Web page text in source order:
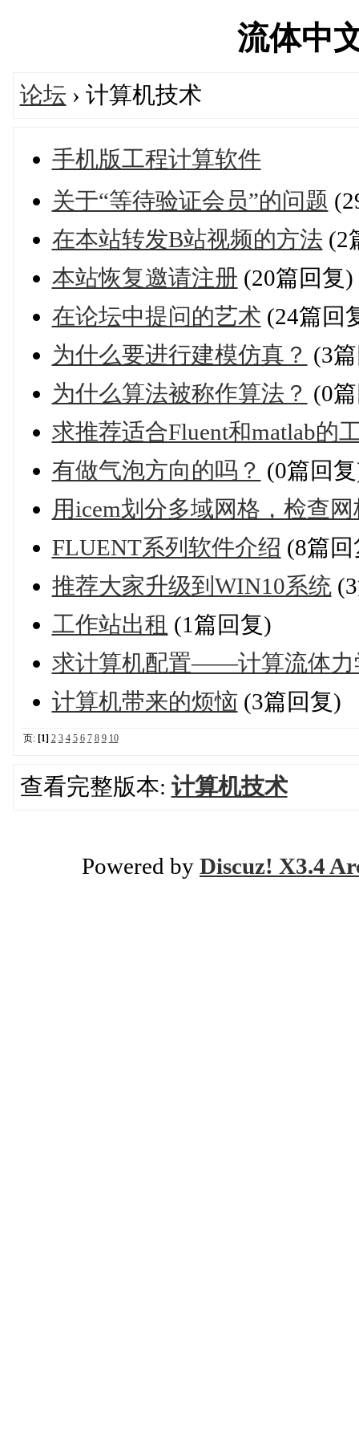
流体中
论坛 › 计算机技术
手机版工程计算软件
关于“等待验证会员”的问题
在本站转发B站视频的方法 (2
本站恢复邀请注册 (20篇回复)
在论坛中提问的艺术 (24篇回
为什么要进行建模仿真？ (3
为什么算法被称作算法？ (0
求推荐适合Fluent和matlab的
有做气泡方向的吗？ (0篇回
用icem划分多域网格，检查
FLUENT系列软件介绍 (8篇回
推荐大家升级到WIN10系统(3
工作站出租 (1篇回复)
求计算机配置——计算流体力
计算机带来的烦恼 (3篇回复)
页: [1] 2 3 4 5 6 7 8 9 10
查看完整版本: 计算机技术
Powered by Discuz! X3.4